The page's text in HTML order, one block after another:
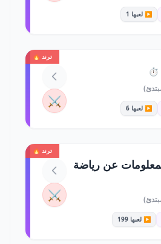
▶️ لعبها 1
ترند 🔥
⏱️
▶️ لعبها 6 ⚔️
ترند 🔥
عن رياضة
▶️ لعبها 199
⚔️